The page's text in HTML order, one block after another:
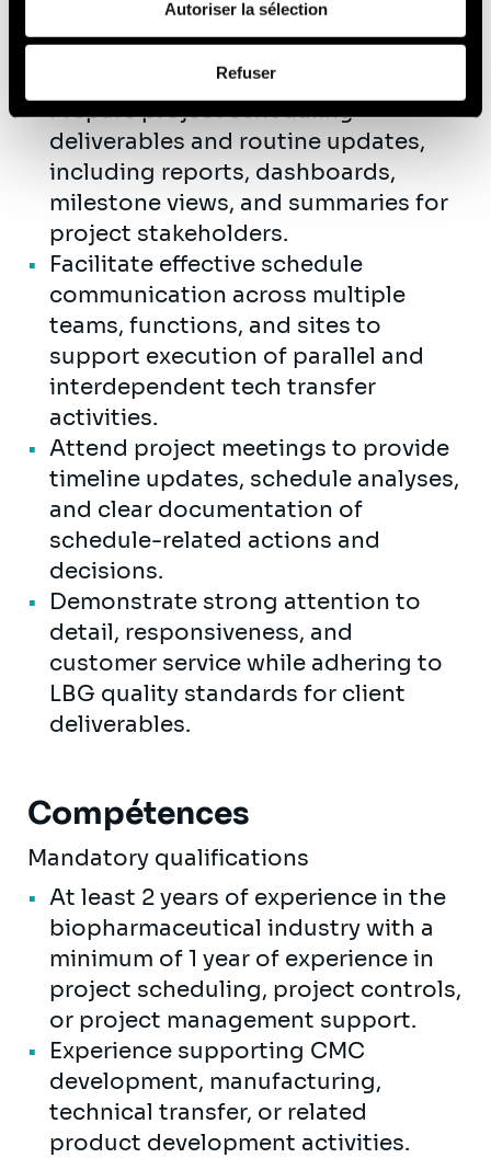
vous pouvez nous contacter et comment nous traitons
Politique de protection des données à caractère
personnel
Autoriser la sélection
Refuser
decisions that impact project
timelines and communicate changes
to relevant stakeholders.
Prepare project scheduling
deliverables and routine updates,
including reports, dashboards,
milestone views, and summaries for
project stakeholders.
Facilitate effective schedule
communication across multiple
teams, functions, and sites to
support execution of parallel and
interdependent tech transfer
activities.
Attend project meetings to provide
timeline updates, schedule analyses,
and clear documentation of
schedule-related actions and
decisions.
Demonstrate strong attention to
detail, responsiveness, and
customer service while adhering to
LBG quality standards for client
deliverables.
Compétences
Mandatory qualifications
At least 2 years of experience in the
biopharmaceutical industry with a
minimum of 1 year of experience in
project scheduling, project controls,
or project management support.
Experience supporting CMC
development, manufacturing,
technical transfer, or related
product development activities.